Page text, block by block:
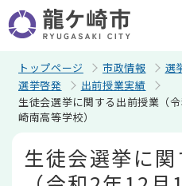
の
ペ
トップページ 市政情報 選
選挙啓発
出前授業実績
生徒会選挙に関する出前授業（
崎南高等学校）
生徒会選挙に